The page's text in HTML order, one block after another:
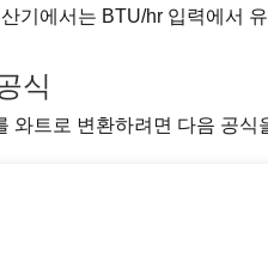
기에서는 BTU/hr 입력에서
식
와트로 변환하려면 다음 공식